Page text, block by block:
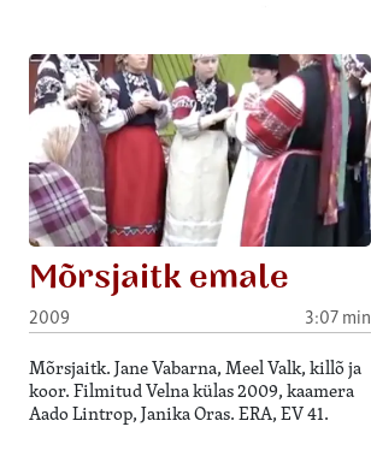
Mõrsjaitk emale
2009 3:07 min
Mõrsjaitk. Jane Vabarna, Meel Valk, killõ ja
koor. Filmitud Velna külas 2009, kaamera
Aado Lintrop, Janika Oras. ERA, EV 41.